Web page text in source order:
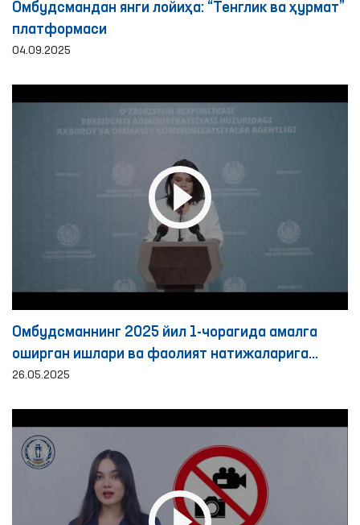
Омбудсмандан янги лойиҳа: “Тенглик ва ҳурмат”
платформаси
04.09.2025
Oмбудсманнинг 2025 йил 1-чорагида амалга
оширган ишлари ва фаолият натижаларига
бағишланган БРИФИНГ
26.05.2025